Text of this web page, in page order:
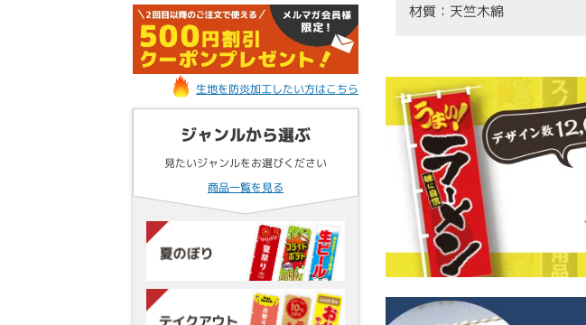
生地を防炎加工したい方はこちら
ジャンルから選ぶ
見たいジャンルをお選びください
商品一覧を見る
材質：天竺木綿